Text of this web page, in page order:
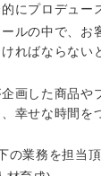
にプロデュー
ルの中で、お
ればならない
画した商品や
幸せな時間を
の業務を担当頂
すべての
画
事業企画
業企画
械・船舶
北地方
20代